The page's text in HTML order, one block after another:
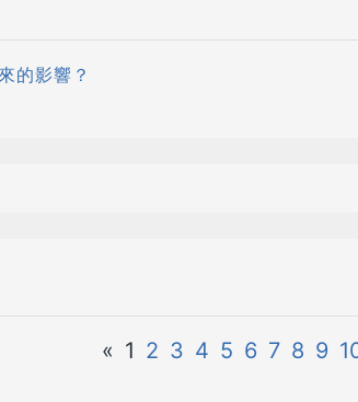
的影響？
« 1 2 3 4 5 6 7 8 9